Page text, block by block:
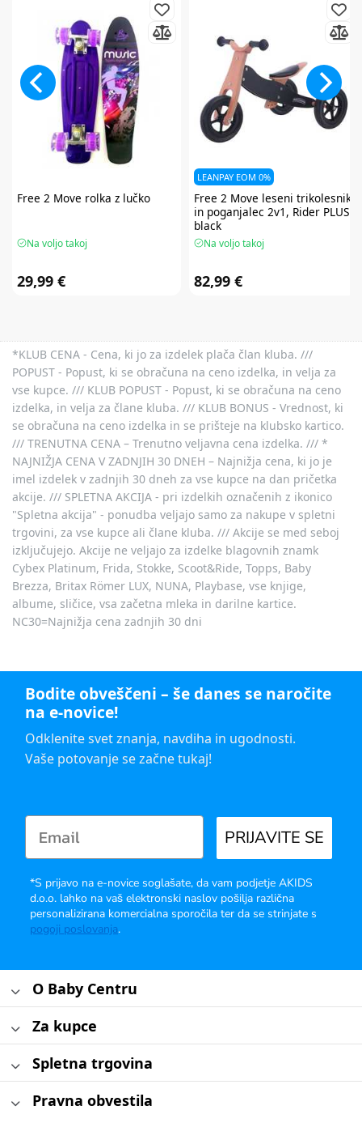
Free 2 Move rolka z lučko
Na voljo takoj
29,99 €
LEANPAY EOM 0%
Free 2 Move leseni trikolesnik
in poganjalec 2v1, Rider PLUS
black
Na voljo takoj
82,99 €
*KLUB CENA - Cena, ki jo za izdelek plača član kluba. ///
POPUST - Popust, ki se obračuna na ceno izdelka, in velja za
vse kupce. /// KLUB POPUST - Popust, ki se obračuna na ceno
izdelka, in velja za člane kluba. /// KLUB BONUS - Vrednost, ki
se obračuna na ceno izdelka in se prišteje na klubsko kartico.
/// TRENUTNA CENA – Trenutno veljavna cena izdelka. /// *
NAJNIŽJA CENA V ZADNJIH 30 DNEH – Najnižja cena, ki jo je
imel izdelek v zadnjih 30 dneh za vse kupce na dan pričetka
akcije. /// SPLETNA AKCIJA - pri izdelkih označenih z ikonico
"Spletna akcija" - ponudba veljajo samo za nakupe v spletni
trgovini, za vse kupce ali člane kluba. /// Akcije se med seboj
izključujejo. Akcije ne veljajo za izdelke blagovnih znamk
Cybex Platinum, Frida, Stokke, Scoot&Ride, Topps, Baby
Brezza, Britax Römer LUX, NUNA, Playbase, vse knjige,
albume, sličice, vsa začetna mleka in darilne kartice.
NC30=Najnižja cena zadnjih 30 dni
Bodite obveščeni – še danes se naročite
na e-novice!
Odklenite svet znanja, navdiha in ugodnosti.
Vaše potovanje se začne tukaj!
PRIJAVITE SE
*S prijavo na e-novice soglašate, da vam podjetje AKIDS
d.o.o. lahko na vaš elektronski naslov pošilja različna
personalizirana komercialna sporočila ter da se strinjate s
pogoji poslovanja.
O Baby Centru
Za kupce
Spletna trgovina
Pravna obvestila